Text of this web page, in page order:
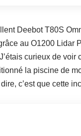
Deebot T80S
au O1200 Lidar
curieux de voir
la piscine de
c’est que cette